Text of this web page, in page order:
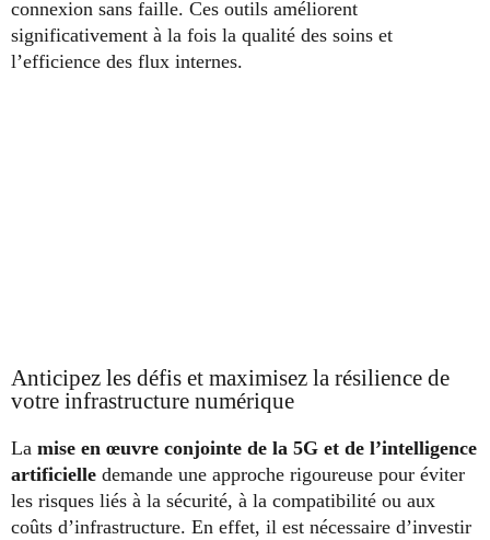
connexion sans faille. Ces outils améliorent
significativement à la fois la qualité des soins et
l’efficience des flux internes.
Anticipez les défis et maximisez la résilience de
votre infrastructure numérique
La mise en œuvre conjointe de la 5G et de l’intelligence
artificielle demande une approche rigoureuse pour éviter
les risques liés à la sécurité, à la compatibilité ou aux
coûts d’infrastructure. En effet, il est nécessaire d’investir